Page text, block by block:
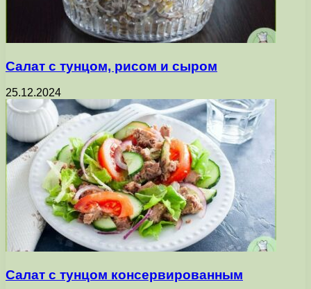
Салат с тунцом, рисом и сыром
25.12.2024
Салат с тунцом консервированным